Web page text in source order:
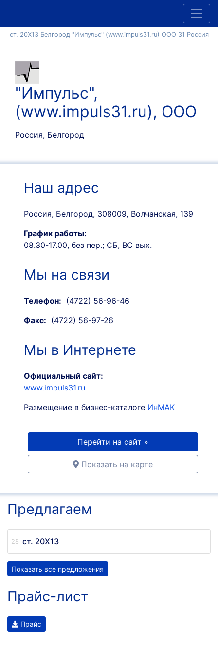
ст. 20Х13 Белгород "Импульс" (www.impuls31.ru) ООО 31 Россия
"Импульс",
(www.impuls31.ru), ООО
Россия, Белгород
Наш адрес
Россия, Белгород, 308009, Волчанская, 139
График работы:
08.30-17.00, без пер.; СБ, ВС вых.
Мы на связи
Телефон: (4722) 56-96-46
Факс: (4722) 56-97-26
Мы в Интернете
Официальный сайт:
www.impuls31.ru
Размещение в бизнес-каталоге ИнМАК
Перейти на сайт »
Показать на карте
Предлагаем
ст. 20Х13
Показать все предложения
Прайс-лист
Прайс